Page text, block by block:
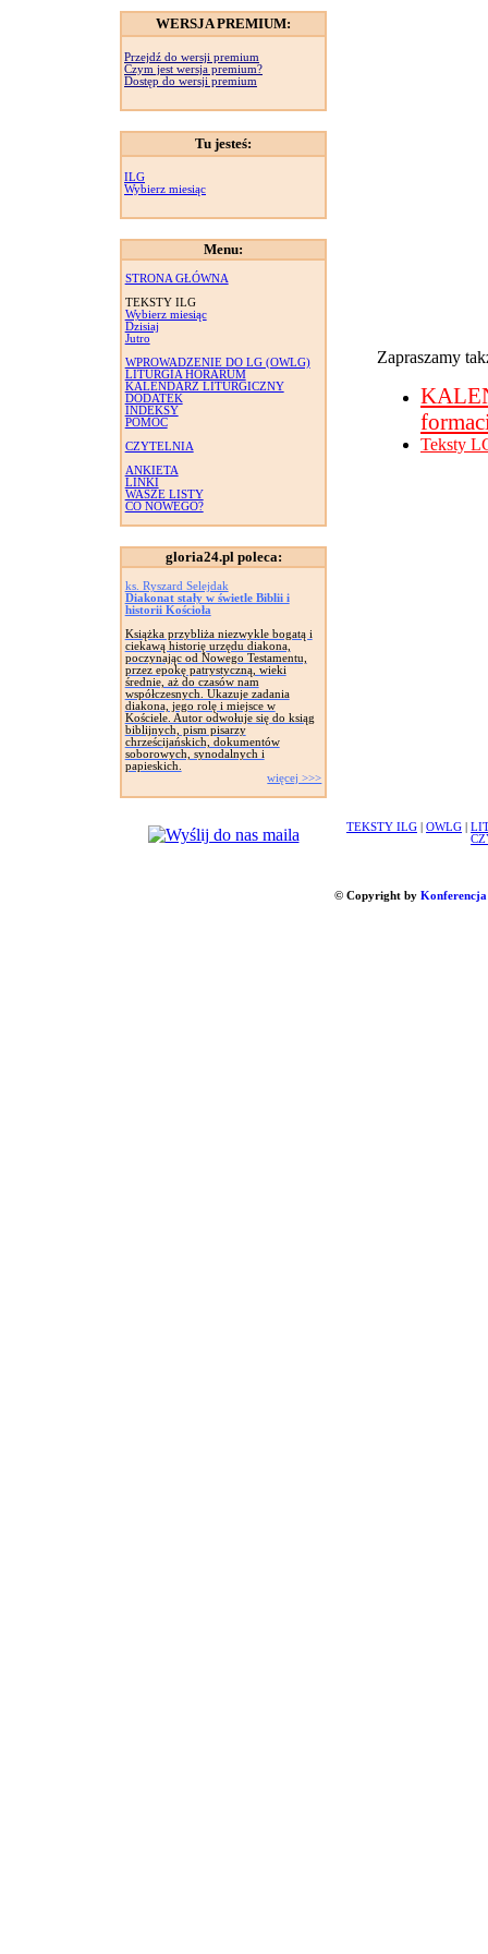
WERSJA PREMIUM:
Przejdź do wersji premium
Czym jest wersja premium?
Dostęp do wersji premium
Tu jesteś:
ILG
Wybierz miesiąc
Menu:
STRONA GŁÓWNA
TEKSTY ILG
Wybierz miesiąc
Dzisiaj
Jutro
WPROWADZENIE DO LG (OWLG)
LITURGIA HORARUM
KALENDARZ LITURGICZNY
DODATEK
INDEKSY
POMOC
CZYTELNIA
ANKIETA
LINKI
WASZE LISTY
CO NOWEGO?
gloria24.pl poleca:
ks. Ryszard Selejdak
Diakonat stały w świetle Biblii i
historii Kościoła
Książka przybliża niezwykle bogatą i
ciekawą historię urzędu diakona,
poczynając od Nowego Testamentu,
przez epokę patrystyczną, wieki
średnie, aż do czasów nam
współczesnych. Ukazuje zadania
diakona, jego rolę i miejsce w
Kościele. Autor odwołuje się do ksiąg
biblijnych, pism pisarzy
chrześcijańskich, dokumentów
soborowych, synodalnych i
papieskich.
więcej >>>
Zapraszamy
Teksty
TEKSTY ILG OWLG
© Copyright by Konferencja